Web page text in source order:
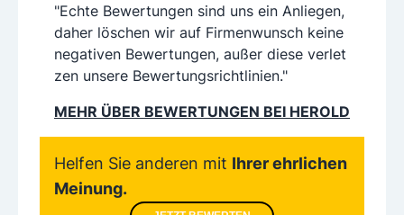
"Echte Bewertungen sind uns ein Anliegen,
daher löschen wir auf Firmenwunsch keine
negativen Bewertungen, außer diese verlet
zen unsere Bewertungsrichtlinien."
MEHR ÜBER BEWERTUNGEN BEI HEROLD
Helfen Sie anderen mit Ihrer ehrlichen
Meinung.